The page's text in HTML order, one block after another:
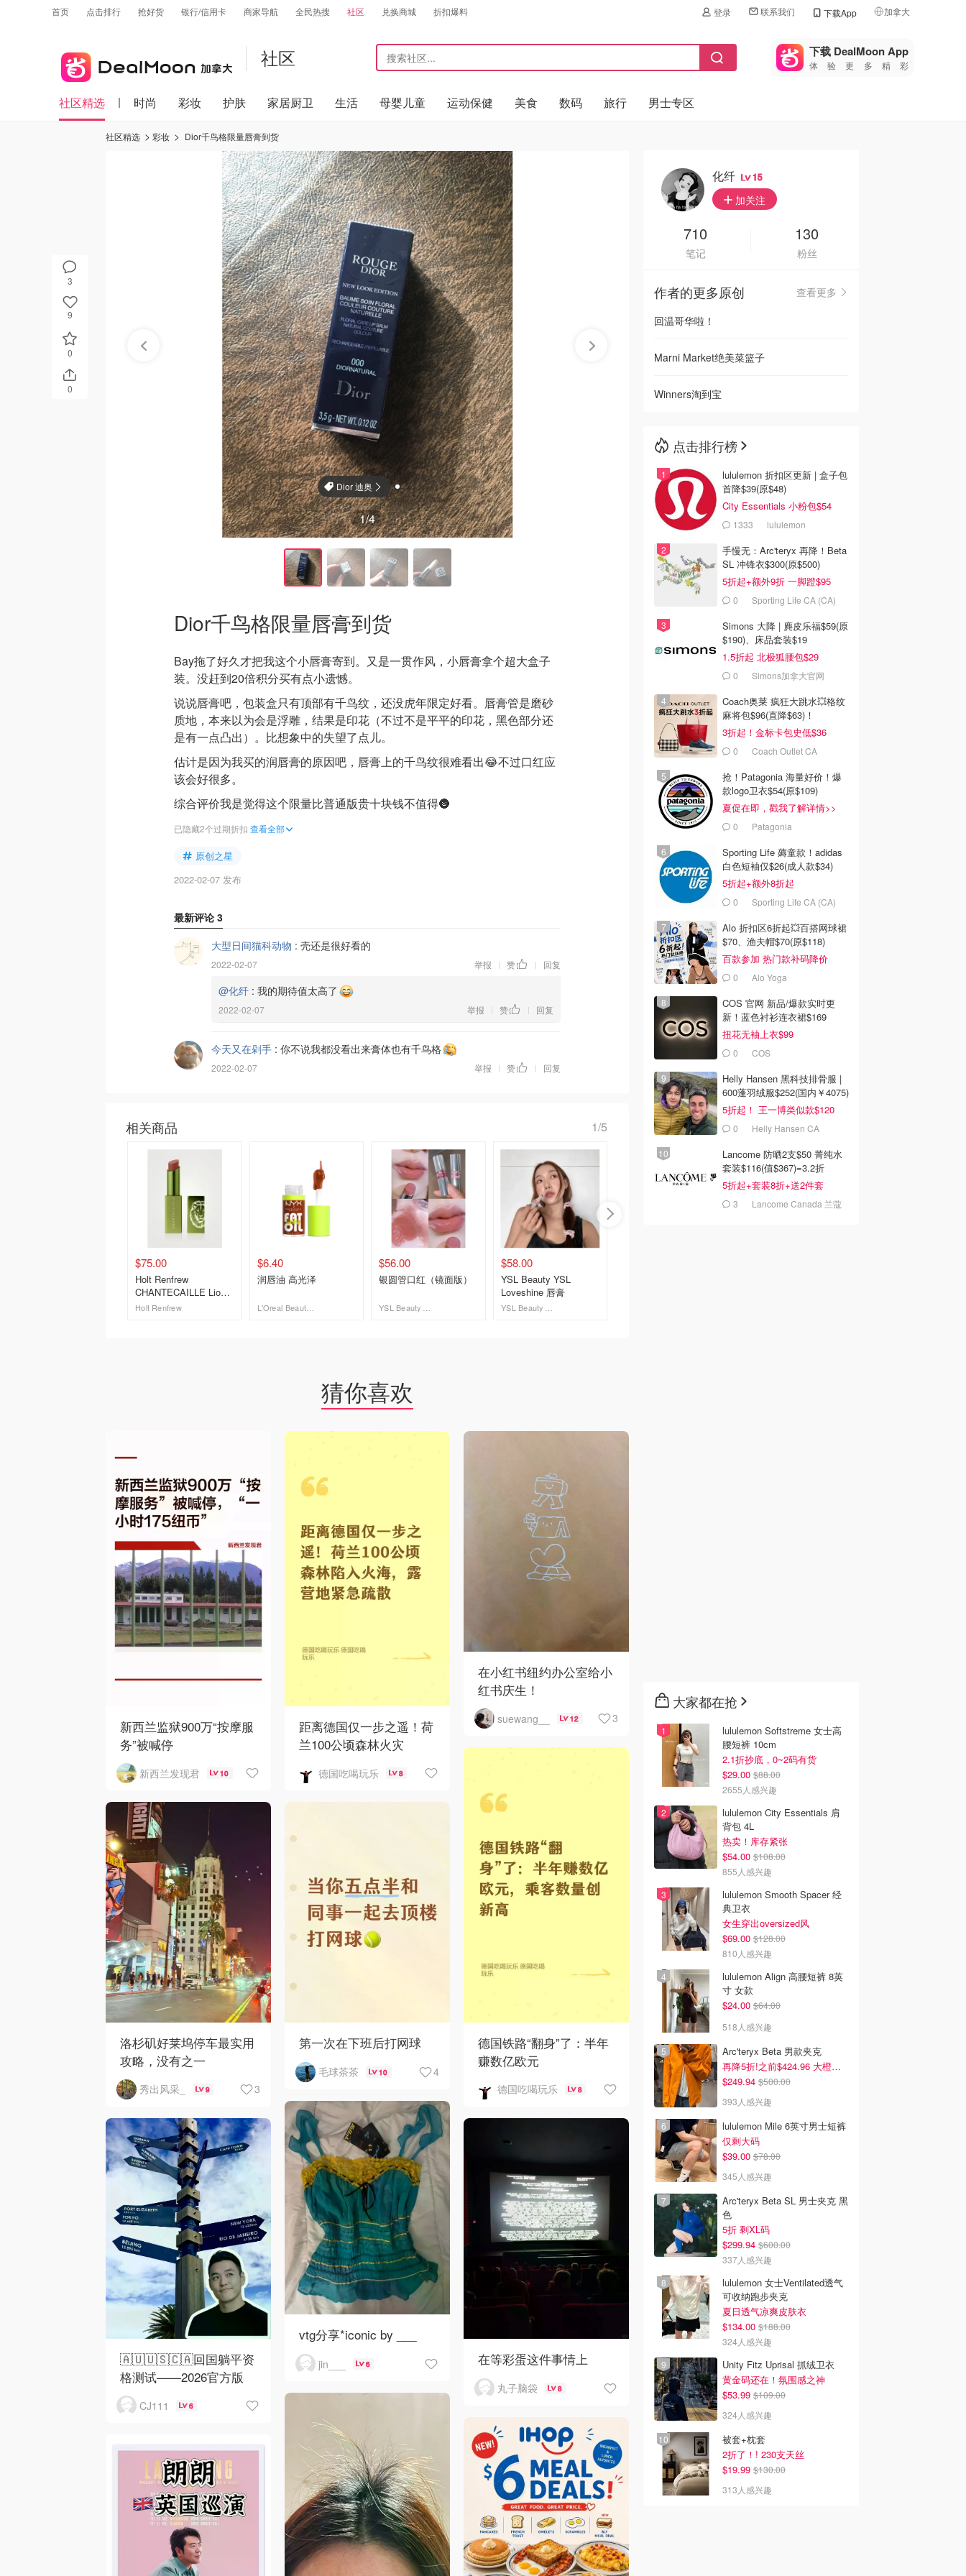
首页 点击排行 抢好货 银行/信用卡 商家导航 全民热搜 社区 兑换商城 折扣爆料 登录 联系我们 下载App 加拿大
🇺🇸
美国
🇨🇳中国
🇮🇹
🇦🇺
🇳🇿新西兰
社区 下载 DealMoon App
体验更多精彩
社区精选 时尚 彩妆 护肤 家居厨卫 生活 母婴儿童 运动保健 美食 数码 旅行 男士专区
3
9
0
0
社区精选 彩妆 Dior千鸟格限量唇膏到货
Dior 迪奥
1/4
Dior千鸟格限量唇膏到货
Bay拖了好久才把我这个小唇膏寄到。又是一贯作风，小唇膏拿个超大盒子
装。没赶到20倍积分买有点小遗憾。
说说唇膏吧，包装盒只有顶部有千鸟纹，还没虎年限定好看。唇膏管是磨砂
质地，本来以为会是浮雕，结果是印花（不过不是平平的印花，黑色部分还
是有一点凸出）。比想象中的失望了点儿。
估计是因为我买的润唇膏的原因吧，唇膏上的千鸟纹很难看出😂不过口红应
该会好很多。
综合评价我是觉得这个限量比普通版贵十块钱不值得🌚
已隐藏2个过期折扣 查看全部
原创之星
2022-02-07 发布
最新评论 3
大型日间猫科动物 : 壳还是很好看的
2022-02-07 举报 | 赞 | 回复
@化纤 : 我的期待值太高了
2022-02-07 举报 | 赞 | 回复
今天又在剁手 : 你不说我都没看出来膏体也有千鸟格
2022-02-07 举报 | 赞 | 回复
相关商品 1/5
$75.00
Holt Renfrew
CHANTECAILLE Lion
Lip Veil 唇彩
Holt Renfrew
$6.40
润唇油 高光泽
L'Oreal Beauty Outlet
$56.00
银圆管口红（镜面版）
$58.00
YSL Beauty YSL
Loveshine 唇膏
猜你喜欢
新西兰监狱900万“按摩服
务”被喊停
新西兰发现君 10
距离德国仅一步之遥！荷
兰100公顷森林火灾
德国吃喝玩乐 8
在小红书纽约办公室给小
红书庆生！
suewang__ 12 3
德国铁路“翻身”了：半年
赚数亿欧元
德国吃喝玩乐 8
洛杉矶好莱坞停车最实用
攻略，没有之一
秀出风采_ 9 3
第一次在下班后打网球
毛球茶茶 10 4
vtg分享*iconic by ___
jin___ 6
🇦🇺🇺🇸🇨🇦回国躺平资
格测试——2026官方版
CJ111 6
在等彩蛋这件事情上
丸子脑袋 8
化纤 15
加关注
710
笔记
130
粉丝
作者的更多原创
查看更多
回温哥华啦！
Marni Market绝美菜篮子
Winners淘到宝
点击排行榜
lululemon 折扣区更新 | 盒子包
首降$39(原$48)
City Essentials 小粉包$54
1333 lululemon
手慢无：Arc'teryx 再降！Beta
SL 冲锋衣$300(原$500)
5折起+额外9折 一脚蹬$95
0 Sporting Life CA (CA)
Simons 大降 | 麂皮乐福$59(原
$190)、床品套装$19
1.5折起 北极狐腰包$29
0 Simons加拿大官网
Coach奥莱 疯狂大跳水💥格纹
麻将包$96(直降$63)！
3折起！金标卡包史低$36
0 Coach Outlet CA
抢！Patagonia 海量好价！爆
款logo卫衣$54(原$109)
夏促在即，戳我了解详情>>
0 Patagonia
Sporting Life 薅童款！adidas
白色短袖仅$26(成人款$34)
5折起+额外8折起
0 Sporting Life CA (CA)
Alo 折扣区6折起💥百搭网球裙
$70、渔夫帽$70(原$118)
百款参加 热门款补码降价
0 Alo Yoga
COS 官网 新品/爆款实时更
新！蓝色衬衫连衣裙$169
扭花无袖上衣$99
0 COS
Helly Hansen 黑科技排骨服 |
600蓬羽绒服$252(国内￥4075)
5折起！ 王一博类似款$120
0 Helly Hansen CA
Lancome 防晒2支$50 菁纯水
套装$116(值$367)=3.2折
5折起+套装8折+送2件套
3
Lancome Canada 兰蔻
大家都在抢
lululemon Softstreme 女士高
腰短裤 10cm
2.1折抄底，0~2码有货
$29.00 $88.00
2655人感兴趣
lululemon City Essentials 肩
背包 4L
热卖！库存紧张
$54.00 $108.00
855人感兴趣
lululemon Smooth Spacer 经
典卫衣
女生穿出oversized风
$69.00 $128.00
810人感兴趣
lululemon Align 高腰短裤 8英
寸 女款
$24.00 $64.00
518人感兴趣
Arc'teryx Beta 男款夹克
再降5折!之前$424.96 大橙子好显白 蹲补
$249.94 $500.00
393人感兴趣
lululemon Mile 6英寸男士短裤
仅剩大码
$39.00 $78.00
345人感兴趣
Arc'teryx Beta SL 男士夹克 黑
色
5折 剩XL码
$299.94 $600.00
337人感兴趣
lululemon 女士Ventilated透气
可收纳跑步夹克
夏日透气凉爽皮肤衣
$134.00 $188.00
324人感兴趣
Unity Fitz Uprisal 抓绒卫衣
黄金码还在！氛围感之神
$53.99 $109.00
324人感兴趣
被套+枕套
2折了！! 230支天丝
$19.99 $130.00
313人感兴趣